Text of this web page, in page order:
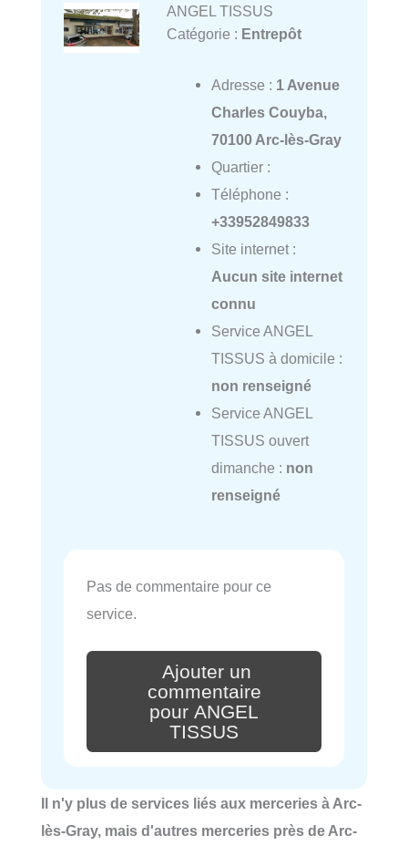
ANGEL TISSUS
Catégorie : Entrepôt
Adresse : 1 Avenue
Charles Couyba,
70100 Arc-lès-Gray
Quartier :
Téléphone :
+33952849833
Site internet :
Aucun site internet
connu
Service ANGEL
TISSUS à domicile :
non renseigné
Service ANGEL
TISSUS ouvert
dimanche : non
renseigné
Pas de commentaire pour ce
service.
Ajouter un
commentaire
pour ANGEL
TISSUS
Il n'y plus de services liés aux merceries à Arc-
lès-Gray, mais d'autres merceries près de Arc-